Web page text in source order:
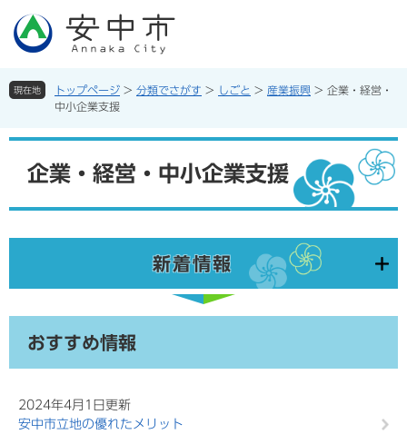
先
す。
を
し
現在地 トップページ > 分類でさがす > しごと > 産業振興 > 企業・経営・
中小企業支援
企業・経営・中小企業支援
新着情報
おすすめ情報
2024年4月1日更新
安中市立地の優れたメリット